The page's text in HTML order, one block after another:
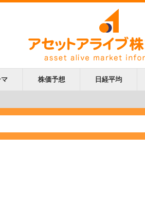
株価予想 日経平均